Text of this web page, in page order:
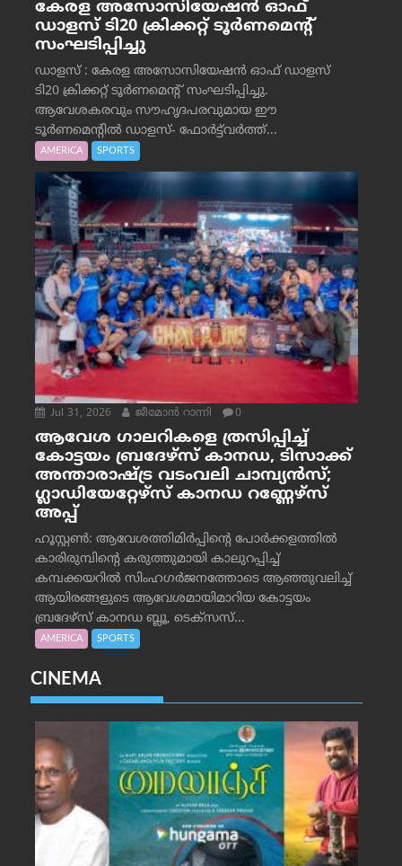
കേരള അസോസിയേഷൻ ഓഫ്
ഡാളസ് ടി20 ക്രിക്കറ്റ് ടൂർണമെന്റ്
സംഘടിപ്പിച്ചു
ഡാളസ് : കേരള അസോസിയേഷൻ ഓഫ് ഡാളസ്
ടി20 ക്രിക്കറ്റ് ടൂർണമെന്റ് സംഘടിപ്പിച്ചു.
ആവേശകരവും സൗഹൃദപരവുമായ ഈ
ടൂർണമെന്റിൽ ഡാളസ്- ഫോർട്ട്‌വര്‍ത്ത്...
AMERICA SPORTS
Jul 31, 2026 ജീമോന്‍ റാന്നി 0
ആവേശ ഗാലറികളെ ത്രസിപ്പിച്ച്
കോട്ടയം ബ്രദേഴ്‌സ് കാനഡ, ടിസാക്ക്
അന്താരാഷ്ട്ര വടംവലി ചാമ്പ്യന്‍സ്;
ഗ്ലാഡിയേറ്റേഴ്‌സ് കാനഡ റണ്ണേഴ്‌സ്
അപ്പ്
ഹൂസ്റ്റണ്‍: ആവേശത്തിമിര്‍പ്പിന്റെ പോര്‍ക്കളത്തില്‍
കാരിരുമ്പിന്റെ കരുത്തുമായി കാലുറപ്പിച്ച്
കമ്പക്കയറില്‍ സിംഹഗര്‍ജനത്തോടെ ആഞ്ഞുവലിച്ച്
ആയിരങ്ങളുടെ ആവേശമായിമാറിയ കോട്ടയം
ബ്രദേഴ്‌സ് കാനഡ ബ്ലൂ, ടെക്‌സസ്...
AMERICA SPORTS
CINEMA